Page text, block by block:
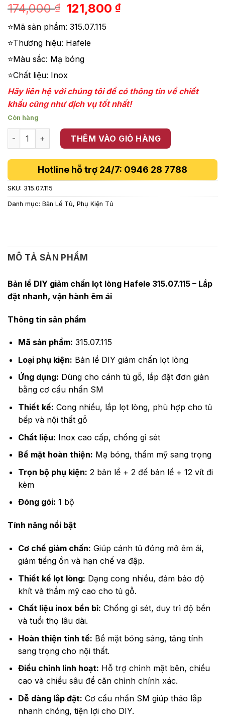
174,000₫
Giá
gốc
là:
174,000 ₫.
121,800₫Giá
⭐Mã sản phẩm: 315.07.115
⭐Thương hiệu: Hafele
⭐Màu sắc: Mạ bóng
⭐Chất liệu: Inox
Hãy liên hệ với chúng tôi để có thông tin về chiết
khấu cũng như dịch vụ tốt nhất!
Còn hàng
Bản lề DIY giảm chấn lọt lòng Hafele 315.07.115 số lượng
THÊM VÀO GIỎ HÀNG
Hotline hỗ trợ 24/7: 0946 28 7788
SKU: 315.07.115
Danh mục: Bản Lề Tủ, Phụ Kiện Tủ
MÔ TẢ SẢN PHẨM
Bản lề DIY giảm chấn lọt lòng Hafele 315.07.115 – Lắp
đặt nhanh, vận hành êm ái
Thông tin sản phẩm
Mã sản phẩm: 315.07.115
Loại phụ kiện: Bản lề DIY giảm chấn lọt lòng
Ứng dụng: Dùng cho cánh tủ gỗ, lắp đặt đơn giản
bằng cơ cấu nhấn SM
Thiết kế: Cong nhiều, lắp lọt lòng, phù hợp cho tủ
bếp và nội thất gỗ
Chất liệu: Inox cao cấp, chống gỉ sét
Bề mặt hoàn thiện: Mạ bóng, thẩm mỹ sang trọng
Trọn bộ phụ kiện: 2 bản lề + 2 đế bản lề + 12 vít đi
kèm
Đóng gói: 1 bộ
Tính năng nổi bật
Cơ chế giảm chấn: Giúp cánh tủ đóng mở êm ái,
giảm tiếng ồn và hạn chế va đập.
Thiết kế lọt lòng: Dạng cong nhiều, đảm bảo độ
khít và thẩm mỹ cao cho tủ gỗ.
Chất liệu inox bền bỉ: Chống gỉ sét, duy trì độ bền
và tuổi thọ lâu dài.
Hoàn thiện tinh tế: Bề mặt bóng sáng, tăng tính
sang trọng cho nội thất.
Điều chỉnh linh hoạt: Hỗ trợ chỉnh mặt bên, chiều
cao và chiều sâu để căn chỉnh chính xác.
Dễ dàng lắp đặt: Cơ cấu nhấn SM giúp tháo lắp
nhanh chóng, tiện lợi cho DIY.